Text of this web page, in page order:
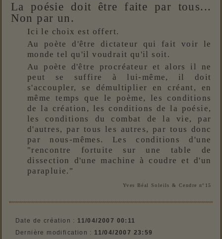
La poésie doit être faite par tous...
Non par un.
Ici le choix est offert.
Au poète d'être dictateur qui fait voir le
monde tel qu'il voudrait qu'il soit.
Au poète d'être procréateur et alors il ne
peut se suffire à lui-même, il doit
s'accoupler, se démultiplier en créant, en
même temps que le poème, les conditions
de la création, les conditions de la poésie,
les conditions du combat de la vie, par
d'autres, par tous les autres, par tous donc
par nous-mêmes. Les conditions d'une
"rencontre fortuite sur une table de
dissection d'une machine à coudre et d'un
parapluie."
Yves Béal Soleils & Cendre n°15
Date de création : 11/04/2007 00:11
Dernière modification : 11/04/2007 23:59